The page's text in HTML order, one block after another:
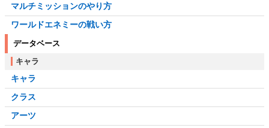
マルチミッションのやり方
ワールドエネミーの戦い方
データベース
キャラ
キャラ
クラス
アーツ